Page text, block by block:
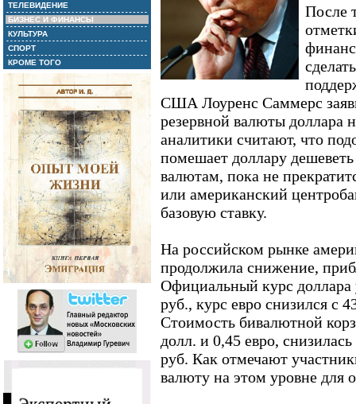
ТЕЛЕВИДЕНИЕ
БИЗНЕС И ФИНАНСЫ
КУЛЬТУРА
СПОРТ
КРОМЕ ТОГО
После
США Лоуренс Саммерс
резервной валюты доллара
аналитики считают, что
помешает доллару
валютам, пока не
или американский
базовую ставку.
На российском рынке
продолжила снижение,
Официальный курс доллара
руб., курс евро снизился с
Стоимость бивалютной
долл. и 0,45 евро,
руб. Как отмечают
валюту на этом уровне для